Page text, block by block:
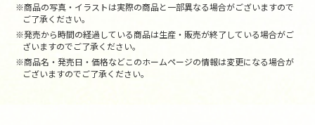
※商品の写真・イラストは実際の商品と一部異なる場合がございますので
ご了承ください。
※発売から時間の経過している商品は生産・販売が終了している場合がご
ざいますのでご了承ください。
※商品名・発売日・価格などこのホームページの情報は変更になる場合が
ございますのでご了承ください。